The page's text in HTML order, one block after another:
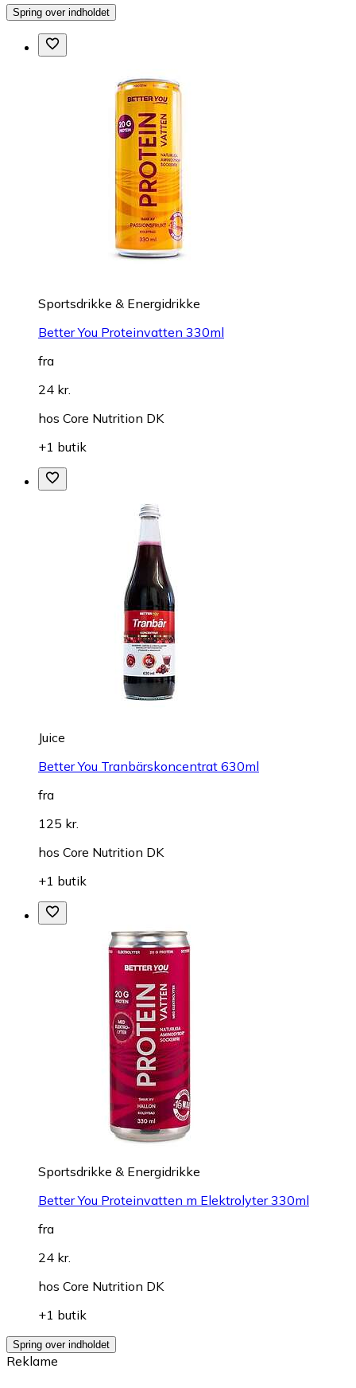
Spring over indholdet
Sportsdrikke & Energidrikke
Better You Proteinvatten 330ml
fra
24 kr.
hos Core Nutrition DK
+1 butik
Juice
Better You Tranbärskoncentrat 630ml
fra
125 kr.
hos Core Nutrition DK
+1 butik
Sportsdrikke & Energidrikke
Better You Proteinvatten m Elektrolyter 330ml
fra
24 kr.
hos Core Nutrition DK
+1 butik
Spring over indholdet
Reklame